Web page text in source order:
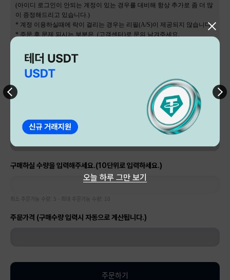
(아이디 로그인이 안되는 계정이 있는 경우를 대비해 항상 추가로 좀 더 많
이 증정해드리고 있습니다.)
* 계정 이용하실때에 락이 걸리는 경우는 리필(A/S)이 제공되지 않습니다.
* 주문 후 문제 되시는 부분은 (고객센터)로 문의 남겨주세요.
주문방법
1. 이벤트 매뉴[클릭]
2. 🎉 신규 한정 특별 이벤트 [클릭]
3. 네이버 초급 패키지 (신규 특별 할인 이벤트) - ₩800 [1회이벤트] [클릭]
4. 주문수량에 '5~10단뒤'를 입력 후 주문
주문서 작성하시고 고객센터로 연락주시면 좋습니다.
구매하실 수량을 입력해주세요.(10단위로 입력하세요.)
최소 주문가능 수량: 5 - 최대 주문가능 수량: 10
주문가격 (구매수량 입력시 자동으로 계산됩니다.)
주문하기
오늘 하루 그만 보기